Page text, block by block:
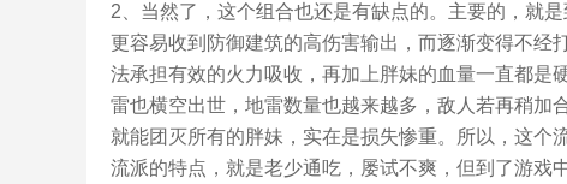
2、当然了，这个组合也还是有缺点的。主要的，就
更容易收到防御建筑的高伤害输出，而逐渐变得不经
法承担有效的火力吸收，再加上胖妹的血量一直都是
雷也横空出世，地雷数量也越来越多，敌人若再稍加
就能团灭所有的胖妹，实在是损失惨重。所以，这个
流派的特点，就是老少通吃，屡试不爽，但到了游戏